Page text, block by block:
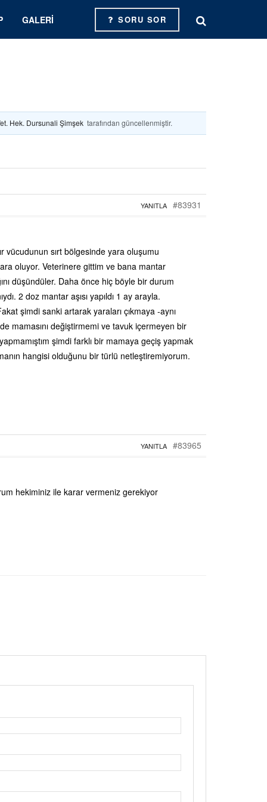
GALERI SORU SOR
Hek. Dursunali Şimşek tarafından güncellenmiştir.
#83931
YANITLA
vücudunun sırt bölgesinde yara oluşumu
oluyor. Veterinere gittim ve bana mantar
düşündüler. Daha önce hiç böyle bir durum
2 doz mantar aşısı yapıldı 1 ay arayla.
şimdi sanki artarak yaraları çıkmaya -aynı
mamasını değiştirmemi ve tavuk içermeyen bir
şimdi farklı bir mamaya geçiş yapmak
hangisi olduğunu bir türlü netleştiremiyorum.
#83965
YANITLA
hekiminiz ile karar vermeniz gerekiyor